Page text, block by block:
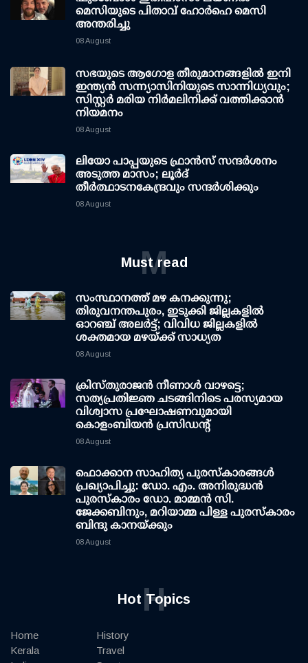
മെസിയുടെ പിതാവ് ഹോർഹെ മെസി
അന്തരിച്ചു
08 August
സഭയുടെ ആഗോള തീരുമാനങ്ങളിൽ ഇനി
ഇന്ത്യൻ സന്ന്യാസിനിയുടെ സാന്നിധ്യവും;
സിസ്റ്റർ മരിയ നിർമലിനിക്ക് വത്തിക്കാൻ
നിയമനം
08 August
ലിയോ പാപ്പയുടെ ഫ്രാൻസ് സന്ദർശനം
അടുത്ത മാസം; ലൂർദ്
തീർത്ഥാടനകേന്ദ്രവും സന്ദർശിക്കും
08 August
Must read
M
സംസ്ഥാനത്ത് മഴ കനക്കുന്നു;
തിരുവനന്തപുരം, ഇടുക്കി ജില്ലകളിൽ
ഓറഞ്ച് അലർട്ട്; വിവിധ ജില്ലകളിൽ
ശക്തമായ മഴയ്ക്ക് സാധ്യത
08 August
ക്രിസ്തുരാജൻ നീണാൾ വാഴട്ടെ;
സത്യപ്രതിജ്ഞ ചടങ്ങിനിടെ പരസ്യമായ
വിശ്വാസ പ്രഘോഷണവുമായി
കൊളംബിയൻ പ്രസിഡന്റ്
08 August
ഫൊക്കാന സാഹിത്യ പുരസ്‌കാരങ്ങള്‍
പ്രഖ്യാപിച്ചു: ഡോ. എം. അനിരുദ്ധന്‍
പുരസ്‌കാരം ഡോ. മാമ്മന്‍ സി.
ജേക്കബിനും, മറിയാമ്മ പിള്ള പുരസ്‌കാരം
ബിന്ദു കാനയ്ക്കും
08 August
Hot Topics
H
Home
Kerala
History
Travel